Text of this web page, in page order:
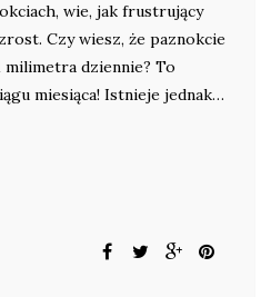
wie, jak frustrujący
Czy wiesz, że paznokcie
dziennie? To
miesiąca! Istnieje jednak…